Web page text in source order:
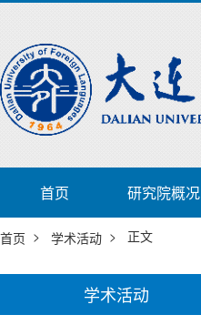
首页 研究院概况
首页 > 学术活动 > 正文
学术活动